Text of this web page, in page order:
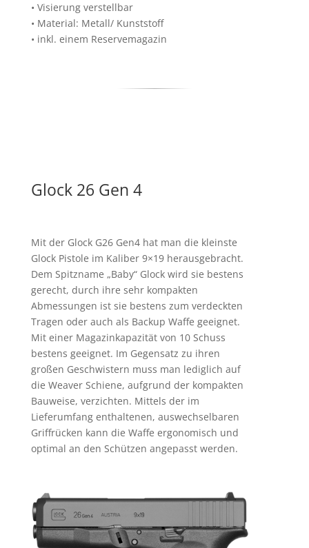
• Visierung verstellbar
• Material: Metall/ Kunststoff
• inkl. einem Reservemagazin
Glock 26 Gen 4
Mit der Glock G26 Gen4 hat man die kleinste
Glock Pistole im Kaliber 9×19 herausgebracht.
Dem Spitzname „Baby“ Glock wird sie bestens
gerecht, durch ihre sehr kompakten
Abmessungen ist sie bestens zum verdeckten
Tragen oder auch als Backup Waffe geeignet.
Mit einer Magazinkapazität von 10 Schuss
bestens geeignet. Im Gegensatz zu ihren
großen Geschwistern muss man lediglich auf
die Weaver Schiene, aufgrund der kompakten
Bauweise, verzichten. Mittels der im
Lieferumfang enthaltenen, auswechselbaren
Griffrücken kann die Waffe ergonomisch und
optimal an den Schützen angepasst werden.